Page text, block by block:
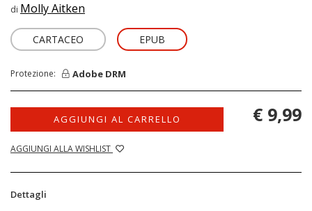
di Molly Aitken
CARTACEO EPUB
Protezione: Adobe DRM
AGGIUNGI AL CARRELLO
AGGIUNGI ALLA WISHLIST
€ 9,99
Dettagli